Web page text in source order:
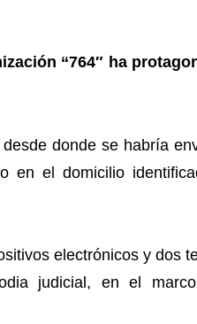
“764″ ha
donde se habría
en el domicilio
electrónicos y dos
judicial, en el